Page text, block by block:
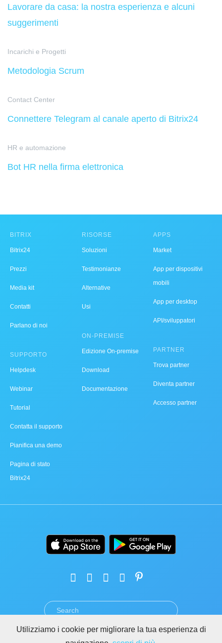
Lavorare da casa: la nostra esperienza e alcuni
suggerimenti
Incarichi e Progetti
Metodologia Scrum
Contact Center
Connettere Telegram al canale aperto di Bitrix24
HR e automazione
Bot HR nella firma elettronica
BITRIX
Bitrix24
Prezzi
Media kit
Contatti
Parlano di noi
SUPPORTO
Helpdesk
Webinar
Tutorial
Contatta il supporto
Pianifica una demo
Pagina di stato
Bitrix24
RISORSE
Soluzioni
Testimonianze
Alternative
Usi
ON-PREMISE
Edizione On-premise
Download
Documentazione
APPS
Market
App per dispositivi
mobili
App per desktop
API/sviluppatori
PARTNER
Trova partner
Diventa partner
Accesso partner
PRIVACY GDPR
ABUSO
Utilizziamo i cookie per migliorare la tua esperienza di